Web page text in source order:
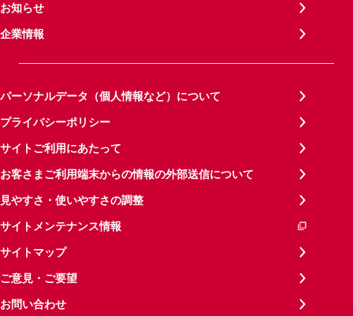
お知らせ
企業情報
パーソナルデータ（個人情報など）について
プライバシーポリシー
サイトご利用にあたって
お客さまご利用端末からの情報の外部送信について
見やすさ・使いやすさの調整
サイトメンテナンス情報
サイトマップ
ご意見・ご要望
お問い合わせ